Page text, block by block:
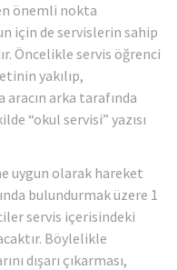
önemli nokta
için de servislerin sahip
Öncelikle servis öğrenci
yakılıp,
arka tarafında
“okul servisi” yazısı
uygun olarak hareket
bulundurmak üzere 1
servis içerisindeki
Böylelikle
dışarı çıkarması,